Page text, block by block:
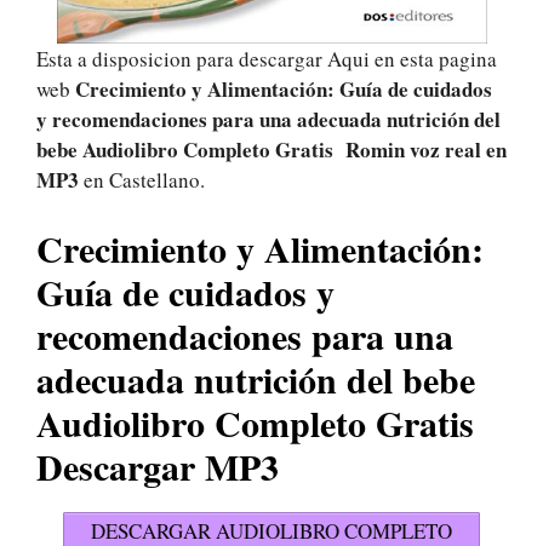
Esta a disposicion para descargar Aqui en esta pagina
web Crecimiento y Alimentación: Guía de cuidados
y recomendaciones para una adecuada nutrición del
bebe Audiolibro Completo Gratis Romin voz realen
MP3 en Castellano.
Crecimiento y Alimentación:
Guía de cuidados y
recomendaciones para una
adecuada nutrición del bebe
Audiolibro Completo Gratis
Descargar MP3
DESCARGAR AUDIOLIBRO COMPLETO